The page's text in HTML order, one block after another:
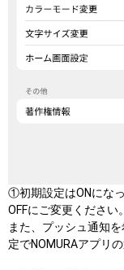
①初期設定はONにな
OFFにご変更ください。
また、プッシュ通知
定でNOMURAアプリ